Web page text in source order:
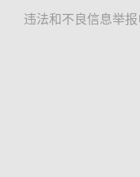
违法和不良信息举